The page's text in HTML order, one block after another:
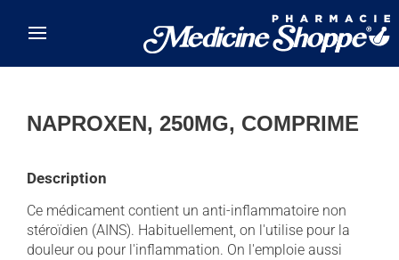
NAPROXEN, 250MG, COMPRIME
Description
Ce médicament contient un anti-inflammatoire non
stéroïdien (AINS). Habituellement, on l'utilise pour la
douleur ou pour l'inflammation. On l'emploie aussi